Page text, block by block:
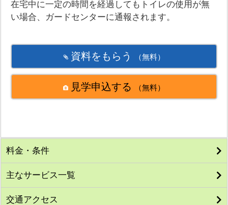
在宅中に一定の時間を経過してもトイレの使用が無
い場合、ガードセンターに通報されます。
資料をもらう （無料）
見学申込する （無料）
料金・条件
主なサービス一覧
交通アクセス